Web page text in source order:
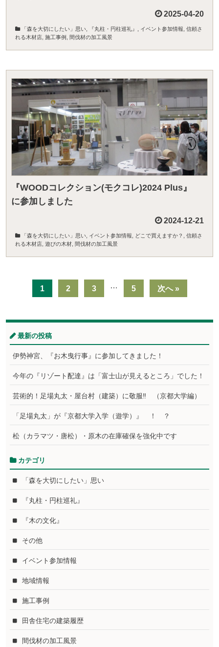
2025-04-20
「森を大切にしたい」思い 『丸柱・円柱巡礼』 イベント参加情報 信頼さ
れる木材店 施工事例 間伐材の加工風景
『WOODコレクション(モクコレ)2024 Plus』
に参加しました
2024-12-21
「森を大切にしたい」思い イベント参加情報 どこで買えますか？
信頼さ
れる木材店 遊びの木材 間伐材の加工風景
1 2 3 … 5 次へ »
最新の投稿
伊勢神宮、『お木曳行事』に参加してきました！
今年の『リゾート配達』は「富士山が見えるところ」でした！
芸術的！足場丸太・屋台村（建築）に敬服‼ （京都大学編）
「足場丸太」が『京都大学入学（遊学）』 ！ ？
松（カラマツ・唐松）・原木の在庫確保を強化中です
カテゴリ
「森を大切にしたい」思い
『丸柱・円柱巡礼』
『木の文化』
その他
イベント参加情報
地域情報
施工事例
田舎住宅の建築履歴
間伐材の加工風景